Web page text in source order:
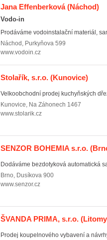
Jana Effenberková(Náchod)
Vodo-in
Prodáváme vodoinstalační materiál,
Náchod , Purkyňova 599
www.vodoin.cz
Stolařík, s.r.o. (Kunovice)
Velkoobchodní prodej kuchyňských
Kunovice, Na Záhonech 1467
www.stolarik.cz
SENZOR BOHEMIA s.r.o.
Dodáváme bezdotyková automatická
Brno, Dusíkova 900
www.senzor.cz
ŠVANDA PRIMA, s.r.o.
Prodej koupelnového vybavení a